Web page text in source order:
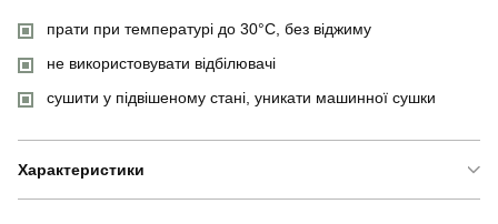
прати при температурі до 30°C, без віджиму
не використовувати відбілювачі
сушити у підвішеному стані, уникати машинної сушки
Характеристики